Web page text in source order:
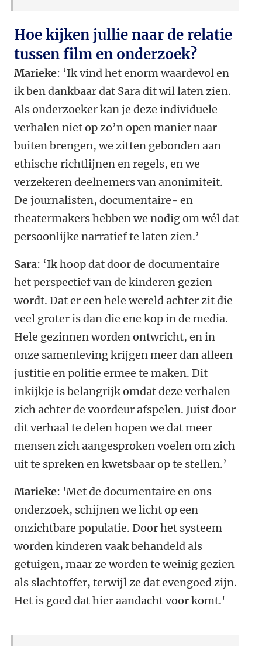
Hoe kijken jullie naar de relatie
tussen film en onderzoek?
Marieke: ‘Ik vind het enorm waardevol en
ik ben dankbaar dat Sara dit wil laten zien.
Als onderzoeker kan je deze individuele
verhalen niet op zo’n open manier naar
buiten brengen, we zitten gebonden aan
ethische richtlijnen en regels, en we
verzekeren deelnemers van anonimiteit.
De journalisten, documentaire- en
theatermakers hebben we nodig om wél dat
persoonlijke narratief te laten zien.’
Sara: ‘Ik hoop dat door de documentaire
het perspectief van de kinderen gezien
wordt. Dat er een hele wereld achter zit die
veel groter is dan die ene kop in de media.
Hele gezinnen worden ontwricht, en in
onze samenleving krijgen meer dan alleen
justitie en politie ermee te maken. Dit
inkijkje is belangrijk omdat deze verhalen
zich achter de voordeur afspelen. Juist door
dit verhaal te delen hopen we dat meer
mensen zich aangesproken voelen om zich
uit te spreken en kwetsbaar op te stellen.’
Marieke: 'Met de documentaire en ons
onderzoek, schijnen we licht op een
onzichtbare populatie. Door het systeem
worden kinderen vaak behandeld als
getuigen, maar ze worden te weinig gezien
als slachtoffer, terwijl ze dat evengoed zijn.
Het is goed dat hier aandacht voor komt.'